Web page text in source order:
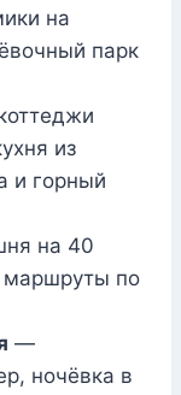
на
парк
из
и горный
на 40
маршруты по
—
ночёвка в